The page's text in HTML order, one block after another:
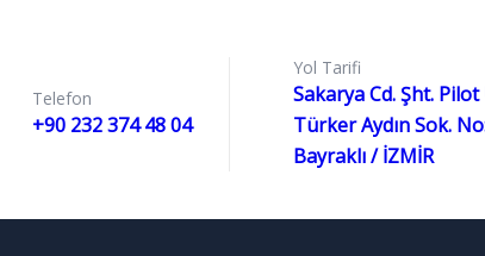
Telefon
+90 232 374 48 04
Yol Tarifi
Sakarya Cd. Şht.
Türker Aydın Sok.
Bayraklı / İZMİR